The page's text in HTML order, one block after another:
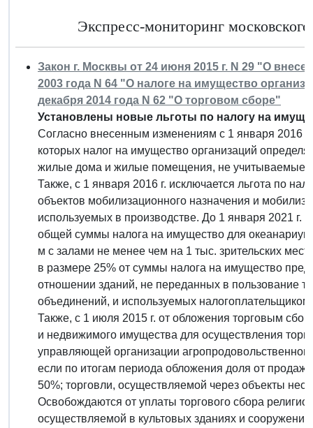
Экспресс-мониторинг
Закон г. Москвы от 24 июня 2015 г. N 29 "О
2003 года N 64 "О налоге на имущество
декабря 2014 года N 62 "О торговом сборе"
Установлены новые льготы по налогу на
Согласно внесенным изменениям с 1 января 2016
которых налог на имущество организаций
жилые дома и жилые помещения, не учитываемые
Также, с 1 января 2016 г. исключается льгота по
объектов мобилизационного назначения и
используемых в производстве. До 1 января 2021 г.
общей суммы налога на имущество для
м с залами не менее чем на 1 тыс. зрительских
в размере 25% от суммы налога на имущество
отношении зданий, не переданных в пользование
объединений, и используемых
Также, с 1 июля 2015 г. от обложения торговым
и недвижимого имущества для осуществления
управляющей организации
если по итогам периода обложения доля от
50%; торговли, осуществляемой через объекты
Освобождаются от уплаты торгового сбора
осуществляемой в культовых зданиях и